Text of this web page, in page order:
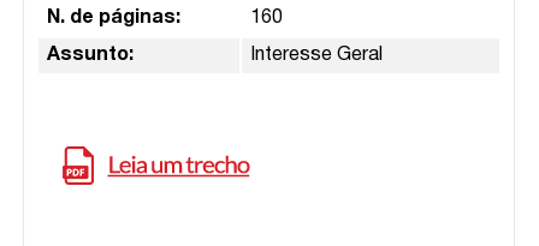
N. de páginas: 160
Assunto: Interesse Geral